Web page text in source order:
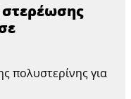
πολυστερίνης για